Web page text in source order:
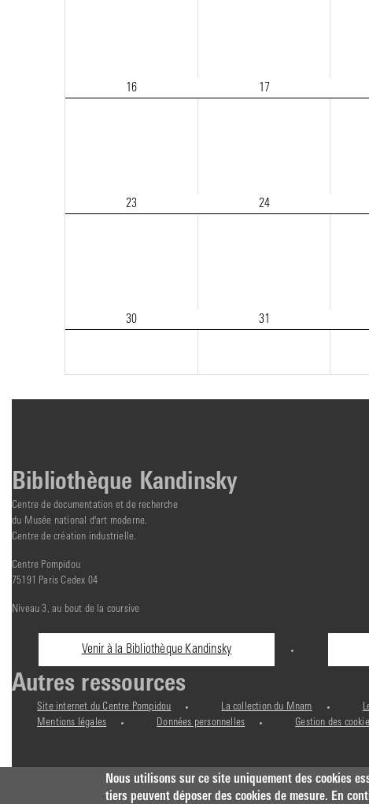
16 17
23 24
30 31
Bibliothèque Kandinsky
Centre de documentation et de recherche
du Musée national d'art moderne.
Centre de création industrielle.
Centre Pompidou
75191 Paris Cedex 04
Niveau 3, au bout de la coursive
Informations
pratiques
Venir à la Bibliothèque Kandinsky
Autres ressources
Site internet du Centre Pompidou La collection du Mnam
Mentions légales
Données personnelles Gestion des
Nous utilisons sur ce site uniquement des cookies
tiers peuvent déposer des cookies de mesure. En